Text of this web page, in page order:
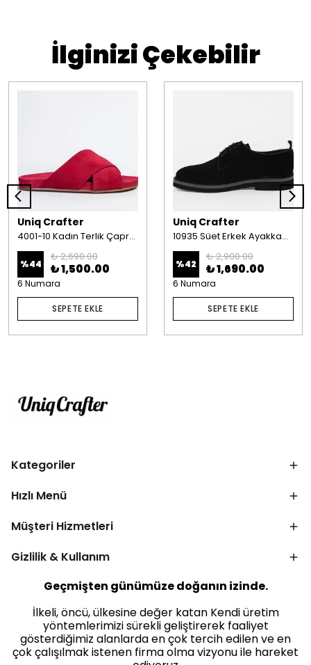
İlginizi Çekebilir
Uniq Crafter
4001-10 Kadın Terlik Çapraz Bant Süet Kırmızı
%44
₺ 2,690.00
₺ 1,500.00
6 Numara
SEPETE EKLE
Uniq Crafter
10935 Süet Erkek Ayakkabı Siyah
%42
₺ 2,900.00
₺ 1,690.00
6 Numara
SEPETE EKLE
Kategoriler
Hızlı Menü
Müşteri Hizmetleri
Gizlilik & Kullanım
Geçmişten günümüze doğanın izinde.
İlkeli, öncü, ülkesine değer katan Kendi üretim
yöntemlerimizi sürekli geliştirerek faaliyet
gösterdiğimiz alanlarda en çok tercih edilen ve en
çok çalışılmak istenen firma olma vizyonu ile hareket